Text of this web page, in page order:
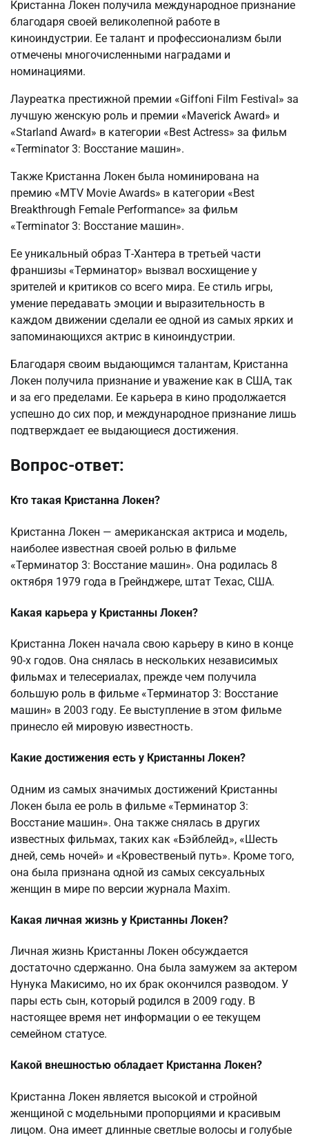
Кристанна Локен получила международное признание
благодаря своей великолепной работе в
киноиндустрии. Ее талант и профессионализм были
отмечены многочисленными наградами и
номинациями.
Лауреатка престижной премии «Giffoni Film Festival» за
лучшую женскую роль и премии «Maverick Award» и
«Starland Award» в категории «Best Actress» за фильм
«Terminator 3: Восстание машин».
Также Кристанна Локен была номинирована на
премию «MTV Movie Awards» в категории «Best
Breakthrough Female Performance» за фильм
«Terminator 3: Восстание машин».
Ее уникальный образ Т-Хантера в третьей части
франшизы «Терминатор» вызвал восхищение у
зрителей и критиков со всего мира. Ее стиль игры,
умение передавать эмоции и выразительность в
каждом движении сделали ее одной из самых ярких и
запоминающихся актрис в киноиндустрии.
Благодаря своим выдающимся талантам, Кристанна
Локен получила признание и уважение как в США, так
и за его пределами. Ее карьера в кино продолжается
успешно до сих пор, и международное признание лишь
подтверждает ее выдающиеся достижения.
Вопрос-ответ:
Кто такая Кристанна Локен?
Кристанна Локен — американская актриса и модель,
наиболее известная своей ролью в фильме
«Терминатор 3: Восстание машин». Она родилась 8
октября 1979 года в Грейнджере, штат Техас, США.
Какая карьера у Кристанны Локен?
Кристанна Локен начала свою карьеру в кино в конце
90-х годов. Она снялась в нескольких независимых
фильмах и телесериалах, прежде чем получила
большую роль в фильме «Терминатор 3: Восстание
машин» в 2003 году. Ее выступление в этом фильме
принесло ей мировую известность.
Какие достижения есть у Кристанны Локен?
Одним из самых значимых достижений Кристанны
Локен была ее роль в фильме «Терминатор 3:
Восстание машин». Она также снялась в других
известных фильмах, таких как «Бэйблейд», «Шесть
дней, семь ночей» и «Кровественый путь». Кроме того,
она была признана одной из самых сексуальных
женщин в мире по версии журнала Maxim.
Какая личная жизнь у Кристанны Локен?
Личная жизнь Кристанны Локен обсуждается
достаточно сдержанно. Она была замужем за актером
Нунука Макисимо, но их брак окончился разводом. У
пары есть сын, который родился в 2009 году. В
настоящее время нет информации о ее текущем
семейном статусе.
Какой внешностью обладает Кристанна Локен?
Кристанна Локен является высокой и стройной
женщиной с модельными пропорциями и красивым
лицом. Она имеет длинные светлые волосы и голубые